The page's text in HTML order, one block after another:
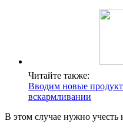
Читайте также:
Вводим новые
вскармливании
В этом случае нужно